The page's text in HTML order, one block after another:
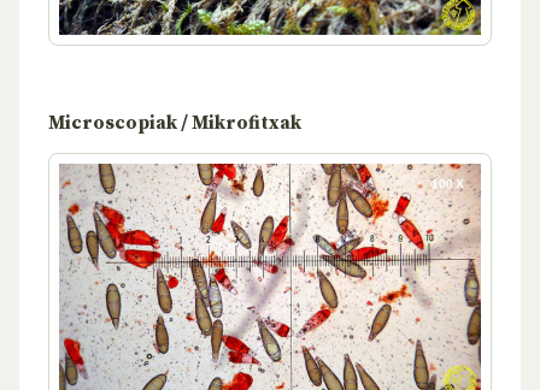
Microscopiak / Mikrofitxak